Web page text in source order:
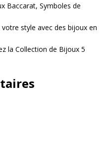
Baccarat, Symboles de
style avec des bijoux en
la Collection de Bijoux 5